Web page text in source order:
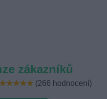
zákazníků
★★★★★ (266 hodnocení)